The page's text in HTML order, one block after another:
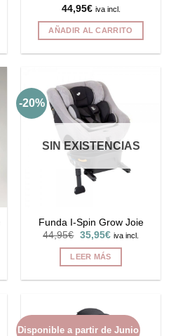
producto
44,95€ iva incl.
AÑADIR AL CARRITO
-20%
SIN EXISTENCIAS
Funda I-Spin Grow Joie
44,95€ El
original
era:
35,95€El
actual
es:
iva incl.
LEER MÁS
Disponible a partir de Junio